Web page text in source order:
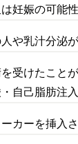
妊娠の可能
や乳汁分泌
受けたこと
自己脂肪注入
カーを挿入